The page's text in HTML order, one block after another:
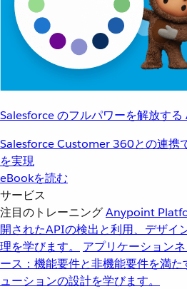
Salesforce のフルパワーを解放する
Salesforce Customer 360との連携
を実現
eBookを読む
サービス
注目のトレーニングAnypoint
開されたAPIの検出と利用、デザイ
理を学びます。
アプリケーション
ース：機能要件と非機能要件を満
ューションの設計を学びます。